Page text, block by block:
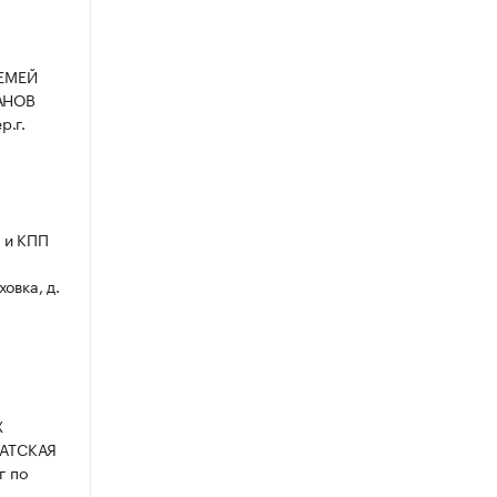
и КПП
д.
по